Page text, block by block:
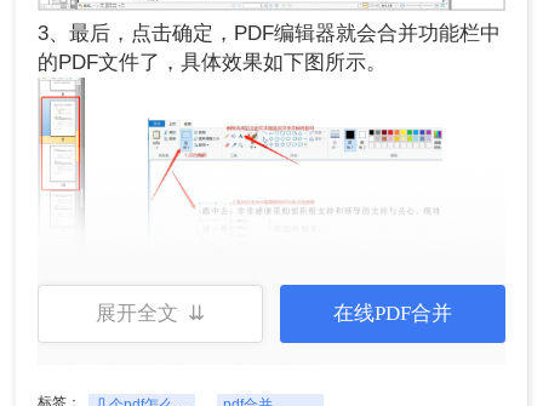
3、最后，点击确定，PDF编辑器就会合并功能栏中
的PDF文件了，具体效果如下图所示。
展开全文 ⇊ 在线PDF合并
标签：